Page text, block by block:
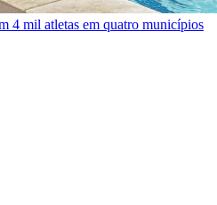
4 mil atletas em quatro municípios